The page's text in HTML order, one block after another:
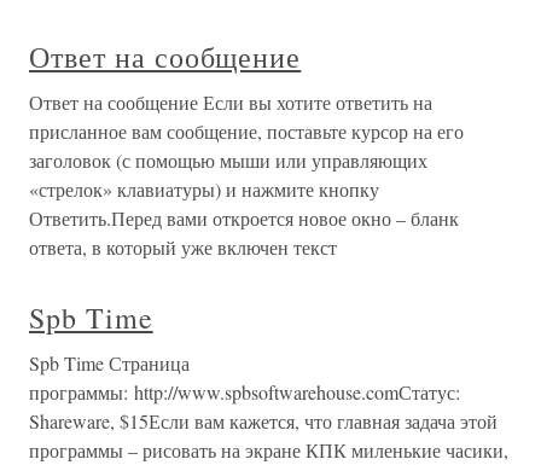
Ответ на сообщение
Ответ на сообщение Если вы хотите ответить на
присланное вам сообщение, поставьте курсор на его
заголовок (с помощью мыши или управляющих
«стрелок» клавиатуры) и нажмите кнопку
Ответить.Перед вами откроется новое окно – бланк
ответа, в который уже включен текст
Spb Time
Spb Time Страница
программы: http://www.spbsoftwarehouse.comСтатус:
Shareware, $15Если вам кажется, что главная задача этой
программы – рисовать на экране КПК миленькие часики,